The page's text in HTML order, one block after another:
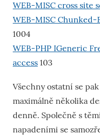
WEB-MISC cross site
WEB-MISC
1004
WEB-PHP IGeneric
access 103
Všechny ostatní se
maximálně několika
denně. Společně s
napadeními se